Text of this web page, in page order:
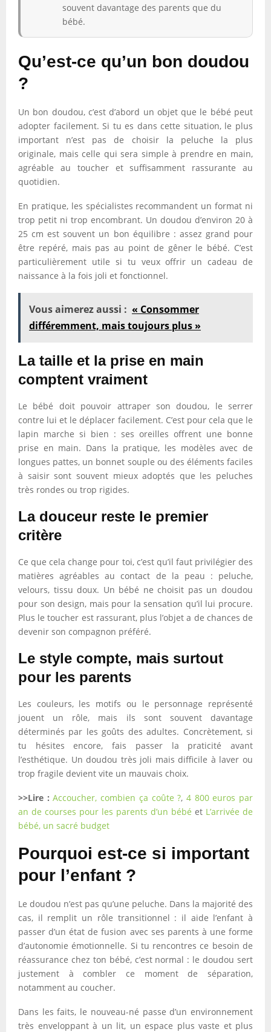
souvent davantage des parents que du
bébé.
Qu’est-ce qu’un bon doudou
?
Un bon doudou, c’est d’abord un objet que le bébé peut
adopter facilement. Si tu es dans cette situation, le plus
important n’est pas de choisir la peluche la plus
originale, mais celle qui sera simple à prendre en main,
agréable au toucher et suffisamment rassurante au
quotidien.
En pratique, les spécialistes recommandent un format ni
trop petit ni trop encombrant. Un doudou d’environ 20 à
25 cm est souvent un bon équilibre : assez grand pour
être repéré, mais pas au point de gêner le bébé. C’est
particulièrement utile si tu veux offrir un cadeau de
naissance à la fois joli et fonctionnel.
Vous aimerez aussi : « Consommer
différemment, mais toujours plus »
La taille et la prise en main
comptent vraiment
Le bébé doit pouvoir attraper son doudou, le serrer
contre lui et le déplacer facilement. C’est pour cela que le
lapin marche si bien : ses oreilles offrent une bonne
prise en main. Dans la pratique, les modèles avec de
longues pattes, un bonnet souple ou des éléments faciles
à saisir sont souvent mieux adoptés que les peluches
très rondes ou trop rigides.
La douceur reste le premier
critère
Ce que cela change pour toi, c’est qu’il faut privilégier des
matières agréables au contact de la peau : peluche,
velours, tissu doux. Un bébé ne choisit pas un doudou
pour son design, mais pour la sensation qu’il lui procure.
Plus le toucher est rassurant, plus l’objet a de chances de
devenir son compagnon préféré.
Le style compte, mais surtout
pour les parents
Les couleurs, les motifs ou le personnage représenté
jouent un rôle, mais ils sont souvent davantage
déterminés par les goûts des adultes. Concrètement, si
tu hésites encore, fais passer la praticité avant
l’esthétique. Un doudou très joli mais difficile à laver ou
trop fragile devient vite un mauvais choix.
>>Lire : Accoucher, combien ça coûte ?, 4 800 euros par
an de courses pour les parents d’un bébé et L’arrivée de
bébé, un sacré budget
Pourquoi est-ce si important
pour l’enfant ?
Le doudou n’est pas qu’une peluche. Dans la majorité des
cas, il remplit un rôle transitionnel : il aide l’enfant à
passer d’un état de fusion avec ses parents à une forme
d’autonomie émotionnelle. Si tu rencontres ce besoin de
réassurance chez ton bébé, c’est normal : le doudou sert
justement à combler ce moment de séparation,
notamment au coucher.
Dans les faits, le nouveau-né passe d’un environnement
très enveloppant à un lit, un espace plus vaste et plus